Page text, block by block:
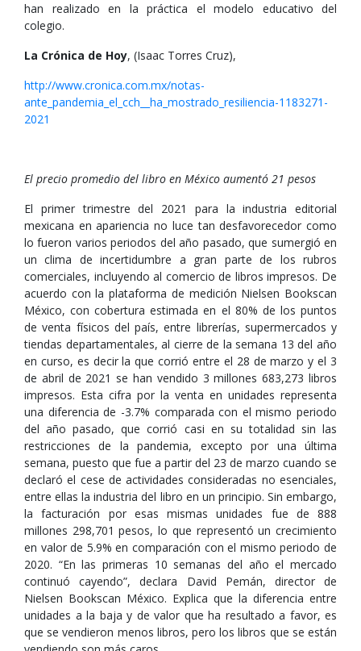
han realizado en la práctica el modelo educativo del
colegio.
La Crónica de Hoy, (Isaac Torres Cruz),
http://www.cronica.com.mx/notas-
ante_pandemia_el_cch__ha_mostrado_resiliencia-1183271-
2021
El precio promedio del libro en México aumentó 21 pesos
El primer trimestre del 2021 para la industria editorial
mexicana en apariencia no luce tan desfavorecedor como
lo fueron varios periodos del año pasado, que sumergió en
un clima de incertidumbre a gran parte de los rubros
comerciales, incluyendo al comercio de libros impresos. De
acuerdo con la plataforma de medición Nielsen Bookscan
México, con cobertura estimada en el 80% de los puntos
de venta físicos del país, entre librerías, supermercados y
tiendas departamentales, al cierre de la semana 13 del año
en curso, es decir la que corrió entre el 28 de marzo y el 3
de abril de 2021 se han vendido 3 millones 683,273 libros
impresos. Esta cifra por la venta en unidades representa
una diferencia de -3.7% comparada con el mismo periodo
del año pasado, que corrió casi en su totalidad sin las
restricciones de la pandemia, excepto por una última
semana, puesto que fue a partir del 23 de marzo cuando se
declaró el cese de actividades consideradas no esenciales,
entre ellas la industria del libro en un principio. Sin embargo,
la facturación por esas mismas unidades fue de 888
millones 298,701 pesos, lo que representó un crecimiento
en valor de 5.9% en comparación con el mismo periodo de
2020. “En las primeras 10 semanas del año el mercado
continuó cayendo”, declara David Pemán, director de
Nielsen Bookscan México. Explica que la diferencia entre
unidades a la baja y de valor que ha resultado a favor, es
que se vendieron menos libros, pero los libros que se están